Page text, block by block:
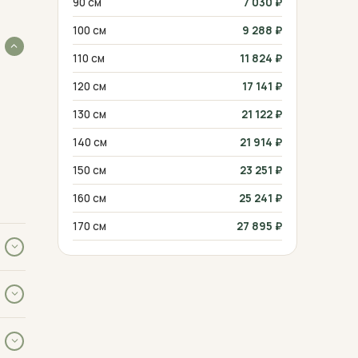
100 см
9 288 ₽
110 см
11 824 ₽
120 см
17 141 ₽
130 см
21 122 ₽
140 см
21 914 ₽
150 см
23 251 ₽
160 см
25 241 ₽
170 см
27 895 ₽